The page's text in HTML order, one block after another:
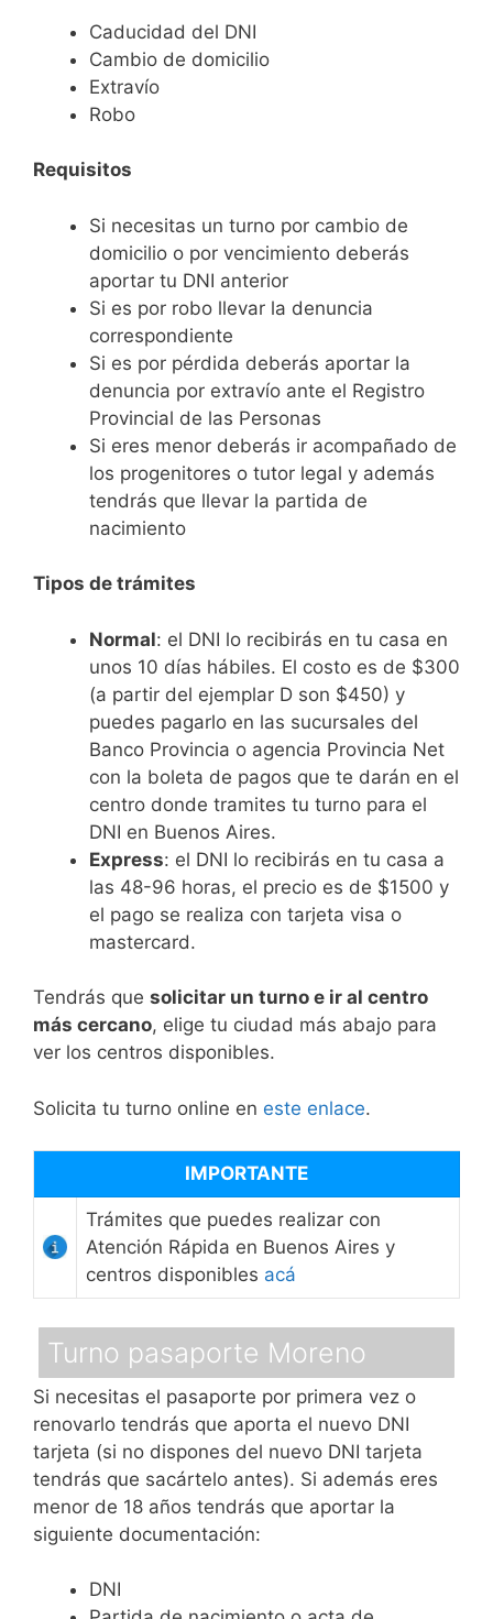
Caducidad del DNI
Cambio de domicilio
Extravío
Robo
Requisitos
Si necesitas un turno por cambio de
domicilio o por vencimiento deberás
aportar tu DNI anterior
Si es por robo llevar la denuncia
correspondiente
Si es por pérdida deberás aportar la
denuncia por extravío ante el Registro
Provincial de las Personas
Si eres menor deberás ir acompañado de
los progenitores o tutor legal y además
tendrás que llevar la partida de
nacimiento
Tipos de trámites
Normal: el DNI lo recibirás en tu casa en
unos 10 días hábiles. El costo es de $300
(a partir del ejemplar D son $450) y
puedes pagarlo en las sucursales del
Banco Provincia o agencia Provincia Net
con la boleta de pagos que te darán en el
centro donde tramites tu turno para el
DNI en Buenos Aires.
Express: el DNI lo recibirás en tu casa a
las 48-96 horas, el precio es de $1500 y
el pago se realiza con tarjeta visa o
mastercard.
Tendrás que solicitar un turno e ir al centro
más cercano, elige tu ciudad más abajo para
ver los centros disponibles.
Solicita tu turno online en este enlace.
IMPORTANTE
Trámites que puedes realizar con
Atención Rápida en Buenos Aires y
centros disponibles acá
Turno pasaporte Moreno
Si necesitas el pasaporte por primera vez o
renovarlo tendrás que aporta el nuevo DNI
tarjeta (si no dispones del nuevo DNI tarjeta
tendrás que sacártelo antes). Si además eres
menor de 18 años tendrás que aportar la
siguiente documentación:
DNI